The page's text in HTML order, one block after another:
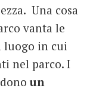
Una cosa
vanta le
luogo in cui
nel parco. I
un